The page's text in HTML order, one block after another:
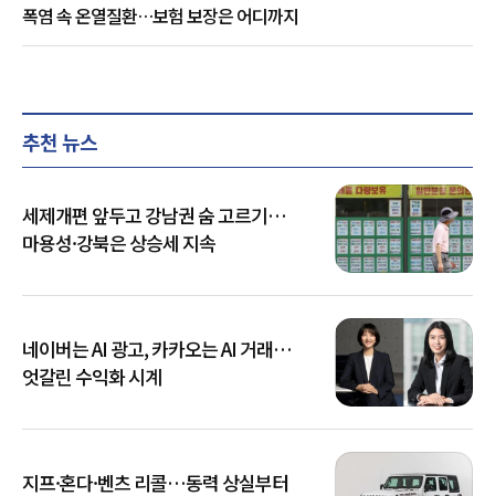
폭염 속 온열질환…보험 보장은 어디까지
추천 뉴스
세제개편 앞두고 강남권 숨 고르기…
마용성·강북은 상승세 지속
네이버는 AI 광고, 카카오는 AI 거래…
엇갈린 수익화 시계
지프·혼다·벤츠 리콜…동력 상실부터